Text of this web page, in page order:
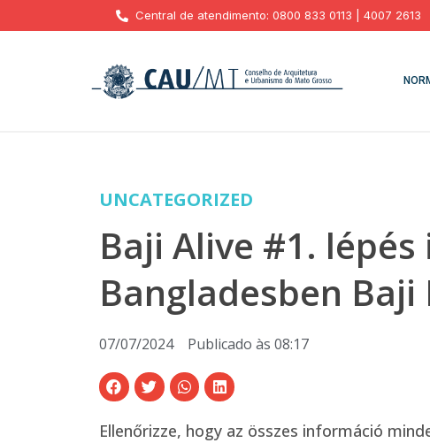
Central de atendimento: 0800 833 0113 | 4007 2613
UNCATEGORIZED
Baji Alive #1.
Bangladesben
07/07/2024 Publicado às 08:17
Ellenőrizze, hogy az összes információ